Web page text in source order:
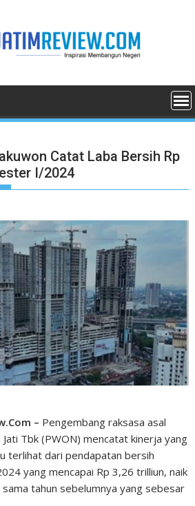
Catat Laba Bersih Rp
I/2024
– Pengembang raksasa asal
Tbk (PWON) mencatat kinerja yang
terlihat dari pendapatan bersih
yang mencapai Rp 3,26 trilliun, naik
tahun sebelumnya yang sebesar